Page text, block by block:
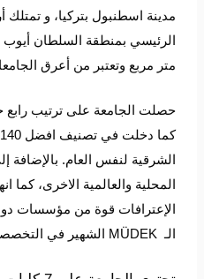
مدينة اسطنبول بتركيا، و تمتلك
متر مربع وتعتبر من أعرق
الشرقية لنفس العام. بالإضافة
المحلية والعالمية الاخرى،
الإعترافات قوة من مؤسسات
الـMÜDEK الشهير في